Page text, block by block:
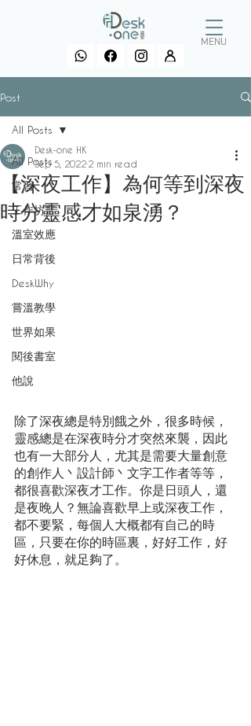
MENU
Post
All Posts
常習
工作坊言
溫室效應
日常背後
DeskWhy
嘗溫教學
世界如果
閱後書室
他說
All Posts
【深夜工作】為何等到深夜
時分靈感才如泉湧？
Desk-one HK
Sep 5, 2022 2 min read
除了深夜總是特別餓之外，很多時候，
靈感總是在深夜時分才突然來襲，因此
也有一大部分人，尤其是需要大量創意
的創作人丶設計師丶文字工作者等等，
都很喜歡深夜才工作。你是日頭人，還
是夜晚人？無論喜歡早上或深夜工作，
都不要緊，每個人大概都有自己的時
區，只要在你的時區裏，好好工作，好
好休息，就足夠了。